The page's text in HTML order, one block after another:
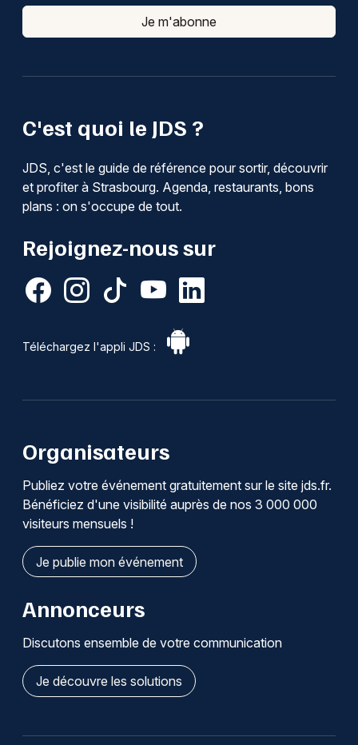
C'est quoi le JDS ?
JDS, c'est le guide de référence pour sortir, découvrir
et profiter à Strasbourg. Agenda, restaurants, bons
plans : on s'occupe de tout.
Rejoignez-nous sur
Téléchargez l'appli JDS :
Je m'abonne
Organisateurs
Publiez votre événement gratuitement sur le site jds.fr.
Bénéficiez d'une visibilité auprès de nos 3 000 000
visiteurs mensuels !
Je publie mon événement
Annonceurs
Discutons ensemble de votre communication
Je découvre les solutions